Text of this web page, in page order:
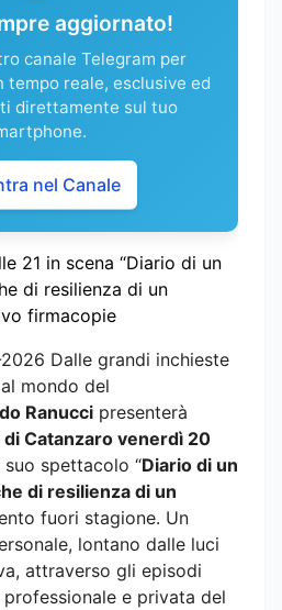
aggiornato!
canale Telegram per
tempo reale, esclusive ed
direttamente sul tuo
nel Canale
21 in scena “Diario di un
di resilienza di un
firmacopie
Dalle grandi inchieste
mondo del
Ranucci presenterà
Catanzaro venerdì 20
suo spettacolo “Diario di un
di resilienza di un
fuori stagione. Un
lontano dalle luci
attraverso gli episodi
e privata del